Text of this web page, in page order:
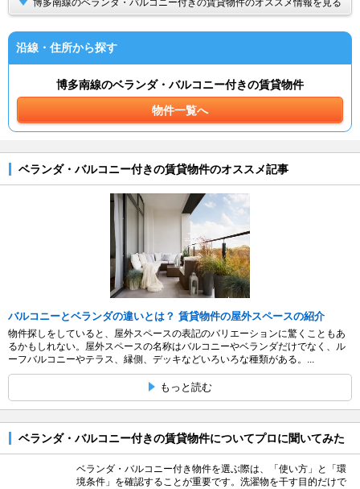
博多南線のベランダ・バルコニー付きの賃貸物件のオススメ情報を見る
沿線・住所から探す
博多南線のベランダ・バルコニー付きの賃貸物件
物件一覧へ
ベランダ・バルコニー付きの賃貸物件のオススメ記事
バルコニーとベランダの違いとは？ 賃貸物件の屋外スペースの紹介
物件探しをしていると、屋外スペースの表記のバリエーションに驚くこともあ
るかもしれない。屋外スペースの名称はバルコニーやベランダだけでなく、ル
ーフバルコニーやテラス、縁側、デッキなどいろいろな種類がある。...
もっと読む
ベランダ・バルコニー付きの賃貸物件についてプロに聞いてみた
ベランダ・バルコニー付き物件を選ぶ際は、「使い方」と「環
境条件」を確認することが重要です。洗濯物を干す目的だけで